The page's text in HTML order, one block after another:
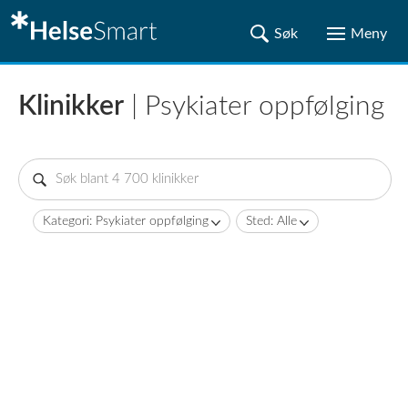
Klinikker | Psykiater oppfølging
Kategori: Psykiater oppfølging Sted: Alle